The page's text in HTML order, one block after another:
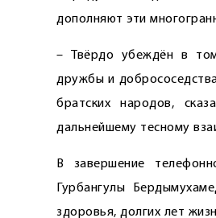
дополняют эти
– Твёрдо убеждён в
дружбы и
братских народов,
дальнейшему тесному
В завершение
Гурбангулы
здоровья, долгих лет